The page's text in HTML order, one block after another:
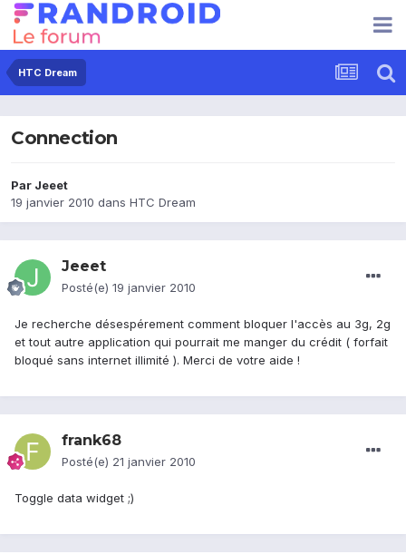
HTC Dream
Connection
Par Jeeet
19 janvier 2010 dans HTC Dream
Jeeet
Posté(e) 19 janvier 2010
Je recherche désespérement comment bloquer l'accès au 3g, 2g
et tout autre application qui pourrait me manger du crédit ( forfait
bloqué sans internet illimité ). Merci de votre aide !
frank68
Posté(e) 21 janvier 2010
Toggle data widget ;)